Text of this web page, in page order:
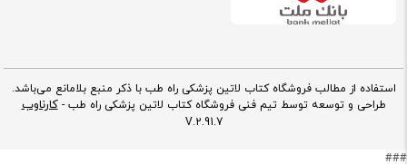
استفاده از مطالب فروشگاه کتاب لاتین پزشکی راه طب با ذکر منبع بلامانع می‌باشد.
طراحی و توسعه توسط تیم فنی فروشگاه کتاب لاتین پزشکی راه طب -کارناوب
V.2.91.7
###